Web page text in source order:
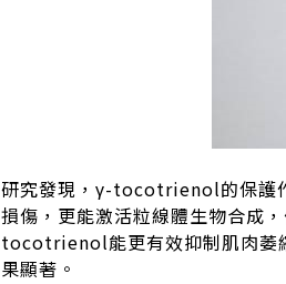
研究發現，γ-tocotrienol的保護
損傷，更能激活粒線體生物合成
tocotrienol能更有效抑制肌肉萎
果顯著。